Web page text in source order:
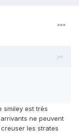
est très
ne peuvent
les strates